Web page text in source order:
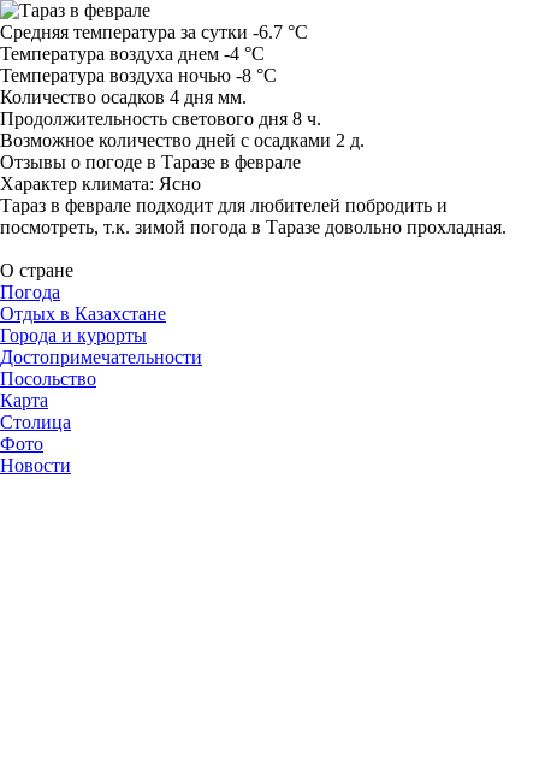
Средняя температура за сутки -6.7 °C
Температура воздуха днем -4 °C
Температура воздуха ночью -8 °C
Количество осадков 4 дня мм.
Продолжительность светового дня 8 ч.
Возможное количество дней с осадками 2 д.
Отзывы о погоде в Таразе в феврале
Характер климата: Ясно
Тараз в феврале подходит для любителей побродить и
посмотреть, т.к. зимой погода в Таразе довольно прохладная.
О стране
Погода
Отдых в Казахстане
Города и курорты
Достопримечательности
Посольство
Карта
Столица
Фото
Новости